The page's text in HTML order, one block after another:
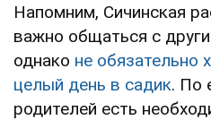
Напомним, Сичинская
важно общаться с
однако не обязательно
целый день в садик. По
родителей есть